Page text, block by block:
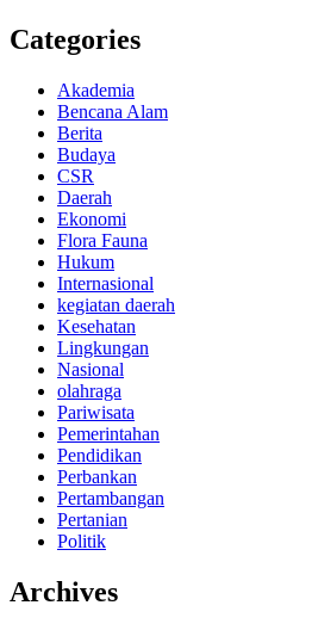
Categories
Akademia
Bencana Alam
Berita
Budaya
CSR
Daerah
Ekonomi
Flora Fauna
Hukum
Internasional
kegiatan daerah
Kesehatan
Lingkungan
Nasional
olahraga
Pariwisata
Pemerintahan
Pendidikan
Perbankan
Pertambangan
Pertanian
Politik
Archives